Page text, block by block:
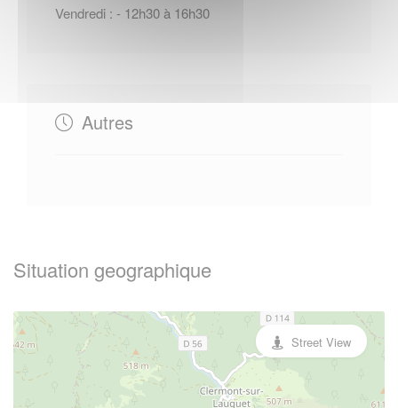
Vendredi : - 12h30 à 16h30
Autres
Situation geographique
Street View